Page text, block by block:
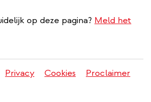
op deze pagina? Meld het
Privacy Cookies
Proclaimer